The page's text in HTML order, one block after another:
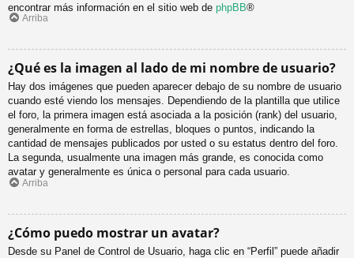
encontrar más información en el sitio web de phpBB®
Arriba
¿Qué es la imagen al lado de mi nombre de usuario?
Hay dos imágenes que pueden aparecer debajo de su nombre de usuario
cuando esté viendo los mensajes. Dependiendo de la plantilla que utilice
el foro, la primera imagen está asociada a la posición (rank) del usuario,
generalmente en forma de estrellas, bloques o puntos, indicando la
cantidad de mensajes publicados por usted o su estatus dentro del foro.
La segunda, usualmente una imagen más grande, es conocida como
avatar y generalmente es única o personal para cada usuario.
Arriba
¿Cómo puedo mostrar un avatar?
Desde su Panel de Control de Usuario, haga clic en “Perfil” puede añadir